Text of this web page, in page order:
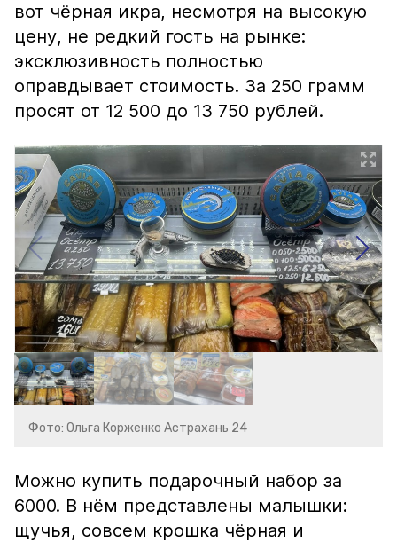
вот чёрная икра, несмотря на высокую
цену, не редкий гость на рынке:
эксклюзивность полностью
оправдывает стоимость. За 250 грамм
просят от 12 500 до 13 750 рублей.
Фото: Ольга Корженко Астрахань 24
Можно купить подарочный набор за
6000. В нём представлены малышки:
щучья, совсем крошка чёрная и